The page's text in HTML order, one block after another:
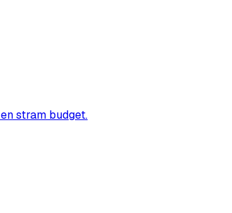
stram budget.